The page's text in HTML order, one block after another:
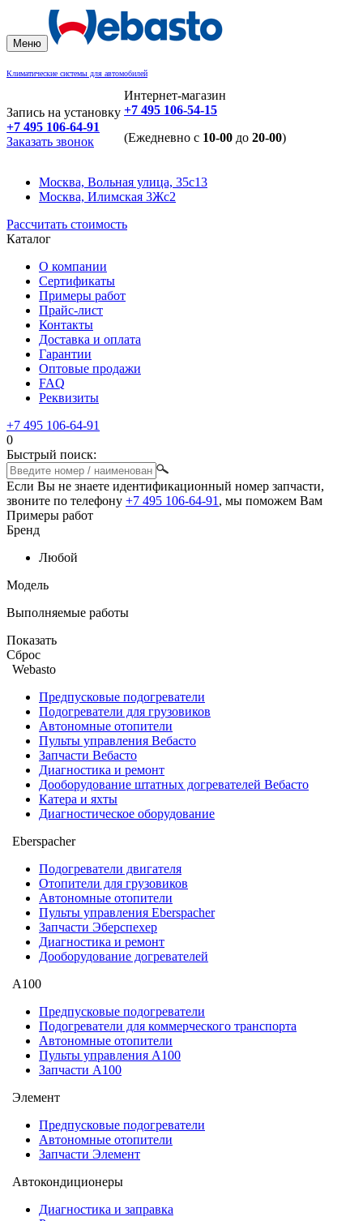
Меню
Климатические системы для автомобилей
Запись на установку
+7 495 106-64-91
Заказать звонок
Интернет-магазин
+7 495 106-54-15
(Ежедневно с 10-00 до 20-00)
Москва, Вольная улица, 35с13
Москва, Илимская 3Жс2
Рассчитать стоимость
Каталог
О компании
Сертификаты
Примеры работ
Прайс-лист
Контакты
Доставка и оплата
Гарантии
Оптовые продажи
FAQ
Реквизиты
+7 495 106-64-91
0
Быстрый поиск:
Если Вы не знаете идентификационный номер запчасти,
звоните по телефону +7 495 106-64-91 , мы поможем Вам
Примеры работ
Бренд
Любой
Модель
Выполняемые работы
Показать
Сброс
Webasto
Предпусковые подогреватели
Подогреватели для грузовиков
Автономные отопители
Пульты управления Вебасто
Запчасти Вебасто
Диагностика и ремонт
Дооборудование штатных догревателей Вебасто
Катера и яхты
Диагностическое оборудование
Eberspacher
Подогреватели двигателя
Отопители для грузовиков
Автономные отопители
Пульты управления Eberspacher
Запчасти Эберспехер
Диагностика и ремонт
Дооборудование догревателей
А100
Предпусковые подогреватели
Подогреватели для коммерческого транспорта
Автономные отопители
Пульты управления A100
Запчасти А100
Элемент
Предпусковые подогреватели
Автономные отопители
Запчасти Элемент
Автокондиционеры
Диагностика и заправка